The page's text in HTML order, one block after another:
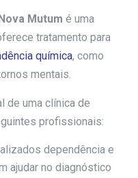
Mutum é uma
tratamento para
química, como
mentais.
de uma clínica de
profissionais:
dependência e
ajudar no diagnóstico